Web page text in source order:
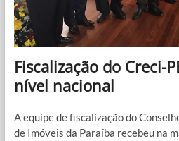
Fiscalização do Creci-
nível nacional
A equipe de fiscalização do
de Imóveis da Paraíba recebeu na